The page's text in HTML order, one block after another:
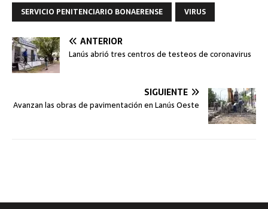
SERVICIO PENITENCIARIO BONAERENSE
VIRUS
ANTERIOR
Lanús abrió tres centros de testeos de coronavirus
SIGUIENTE
Avanzan las obras de pavimentación en Lanús Oeste